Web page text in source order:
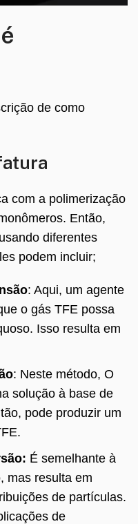
de como
com a polimerização
Então,
diferentes
podem incluir;
: Aqui, um agente
o gás TFE possa
Isso resulta em
: Neste método, O
solução à base de
pode produzir um
É semelhante à
mas resulta em
de partículas.
de